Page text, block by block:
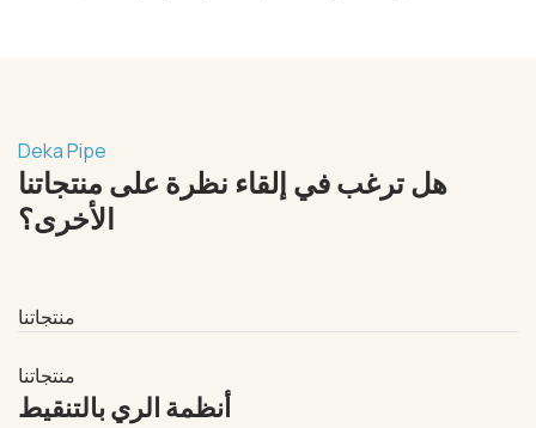
Deka Pipe
هل ترغب في إلقاء نظرة على منتجاتنا
الأخرى؟
منتجاتنا
منتجاتنا
أنظمة الري بالتنقيط